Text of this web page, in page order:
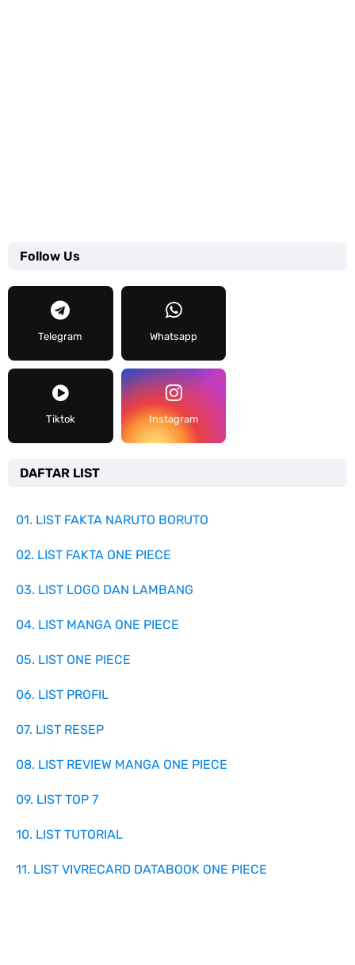
Follow Us
Telegram Whatsapp
Tiktok Instagram
DAFTAR LIST
01. LIST FAKTA NARUTO BORUTO
02. LIST FAKTA ONE PIECE
03. LIST LOGO DAN LAMBANG
04. LIST MANGA ONE PIECE
05. LIST ONE PIECE
06. LIST PROFIL
07. LIST RESEP
08. LIST REVIEW MANGA ONE PIECE
09. LIST TOP 7
10. LIST TUTORIAL
11. LIST VIVRECARD DATABOOK ONE PIECE